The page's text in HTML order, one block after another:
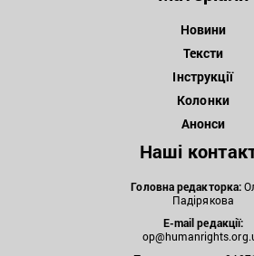
Новини
Тексти
Інструкції
Колонки
Анонси
Наші
Головна редакторка:
Падірякова
E-mail редакції: